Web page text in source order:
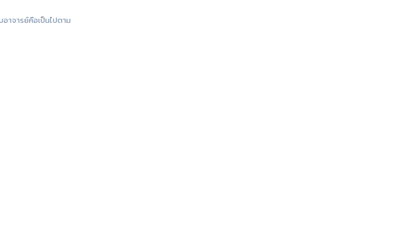
อาจารย์คือเป็นไปตาม